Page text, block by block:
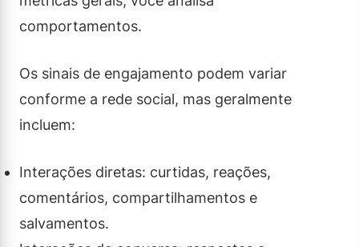
comportamentos.
Os sinais de engajamento podem variar
conforme a rede social, mas geralmente
incluem:
Interações diretas: curtidas, reações,
comentários, compartilhamentos e
salvamentos.